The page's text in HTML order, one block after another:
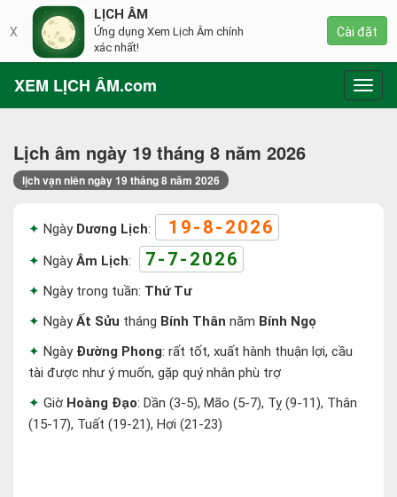
XEM LỊCH ÂM.com
Lịch âm ngày 19 tháng 8 năm 2026
lịch vạn niên ngày 19 tháng 8 năm 2026
Ngày Dương Lịch: 19-8-2026
NgàyÂm Lịch: 7-7-2026
Ngày trong tuần: Thứ Tư
NgàyẤt Sửu tháng Bính Thân năm Bính Ngọ
Ngày Đường Phong: rất tốt, xuất hành thuận lợi, cầu
tài được như ý muốn, gặp quý nhân phù trợ
Giờ Hoàng Đạo: Dần (3-5), Mão (5-7), Tỵ (9-11), Thân
(15-17), Tuất (19-21), Hợi (21-23)
X
LỊCH ÂM
Ứng dụng Xem Lịch Âm chính
xác nhất!
Cài đặt